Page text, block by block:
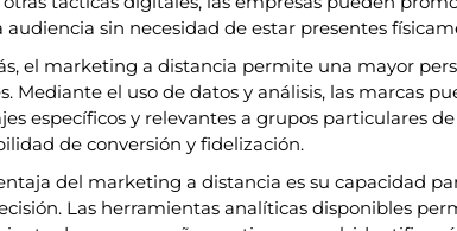
audiencia sin necesidad de estar presentes
el marketing a distancia permite una mayor
Mediante el uso de datos y análisis, las marcas
específicos y relevantes a grupos particulares
de conversión y fidelización.
del marketing a distancia es su capacidad
Las herramientas analíticas disponibles